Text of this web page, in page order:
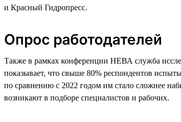
и Красный Гидропресс.
Опрос работодателей
Также в рамках конференции НЕВА служба
показывает, что свыше 80% респондентов
по сравнению с 2022 годом им стало сложнее
возникают в подборе специалистов и рабочих.